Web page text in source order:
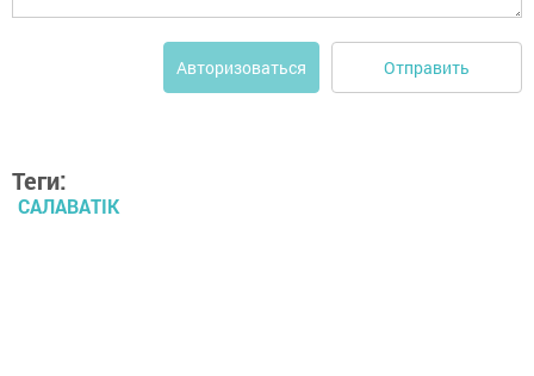
Авторизоваться Отправить
Теги:
САЛАВАTIK